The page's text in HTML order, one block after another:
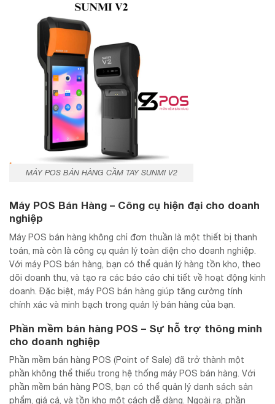
MÁY POS BÁN HÀNG CẦM TAY SUNMI V2
Máy POS Bán Hàng – Công cụ hiện đại cho doanh
nghiệp
Máy POS bán hàng không chỉ đơn thuần là một thiết bị thanh
toán, mà còn là công cụ quản lý toàn diện cho doanh nghiệp.
Với máy POS bán hàng, bạn có thể quản lý hàng tồn kho, theo
dõi doanh thu, và tạo ra các báo cáo chi tiết về hoạt động kinh
doanh. Đặc biệt, máy POS bán hàng giúp tăng cường tính
chính xác và minh bạch trong quản lý bán hàng của bạn.
Phần mềm bán hàng POS – Sự hỗ trợ thông minh
cho doanh nghiệp
Phần mềm bán hàng POS (Point of Sale) đã trở thành một
phần không thể thiếu trong hệ thống máy POS bán hàng. Với
phần mềm bán hàng POS, bạn có thể quản lý danh sách sản
phẩm, giá cả, và tồn kho một cách dễ dàng. Ngoài ra, phần